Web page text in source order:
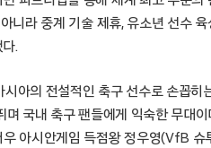
니라 중계 기술 제휴, 유소년 선수
다.
아의 전설적인 축구 선수로 손꼽
며 국내 축구 팬들에게 익숙한 무대
우 아시안게임 득점왕 정우영(VfB